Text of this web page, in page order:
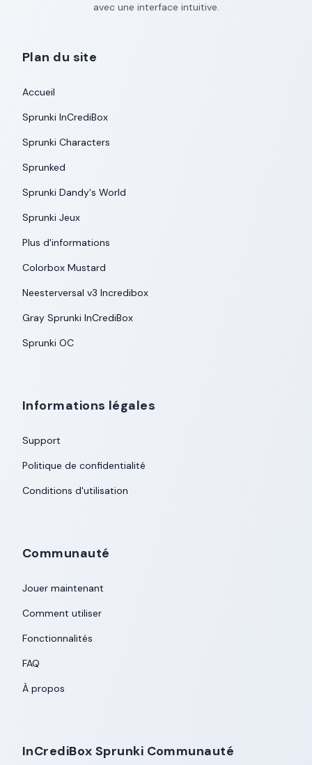
avec une interface intuitive.
Plan du site
Accueil
Sprunki InCrediBox
Sprunki Characters
Sprunked
Sprunki Dandy's World
Sprunki Jeux
Plus d'informations
Colorbox Mustard
Neesterversal v3 Incredibox
Gray Sprunki InCrediBox
Sprunki OC
Informations légales
Support
Politique de confidentialité
Conditions d'utilisation
Communauté
Jouer maintenant
Comment utiliser
Fonctionnalités
FAQ
À propos
InCrediBox Sprunki Communauté